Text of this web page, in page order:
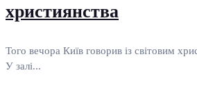
християнства
Того вечора Київ говорив із світовим
У залі...